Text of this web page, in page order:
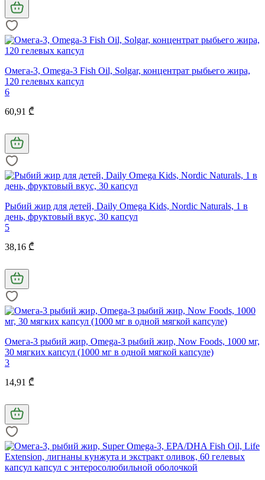
Омега-3, Omega-3 Fish Oil, Solgar, концентрат рыбьего жира,
120 гелевых капсул
6
60,91 ₾
Рыбий жир для детей, Daily Omega Kids, Nordic Naturals, 1 в
день, фруктовый вкус, 30 капсул
5
38,16 ₾
Омега-3 рыбий жир, Omega-3 рыбий жир, Now Foods, 1000 мг,
30 мягких капсул (1000 мг в одной мягкой капсуле)
3
14,91 ₾